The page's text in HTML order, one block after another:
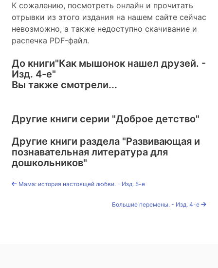
К сожалению, посмотреть онлайн и прочитать
отрывки из этого издания на нашем сайте сейчас
невозможно, а также недоступно скачивание и
распечка PDF-файл.
До книги"Как мышонок нашел друзей. -
Изд. 4-е"
Вы также смотрели...
Другие книги серии "Доброе детство"
Другие книги раздела "Развивающая и
познавательная литература для
дошкольников"
Мама: история настоящей любви. - Изд. 5-е
Большие перемены. - Изд. 4-е